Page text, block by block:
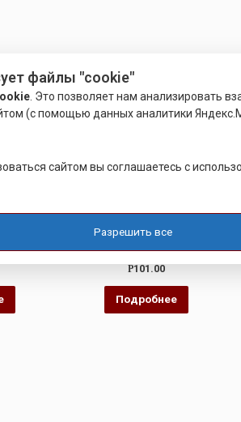
Оценка
4.00
из 5
Р101.00
Подробнее
файлы "cookie"
. Это позволяет нам анализировать
(с помощью данных аналитики
сайтом вы соглашаетесь с
Разрешить все